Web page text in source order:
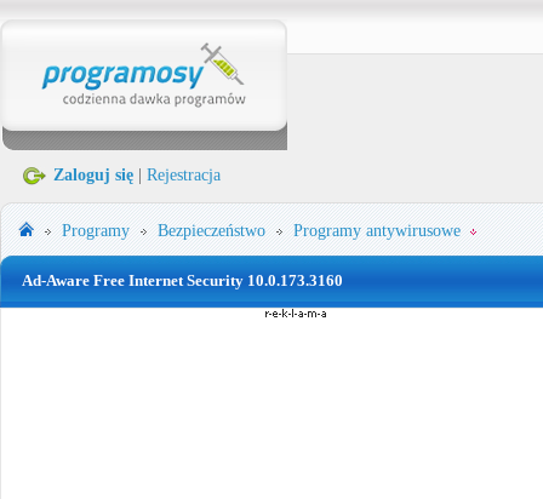
Zaloguj się Rejestracja
Programy Bezpieczeństwo Programy antywirusowe
Ad-Aware Free Internet Security 10.0.173.3160